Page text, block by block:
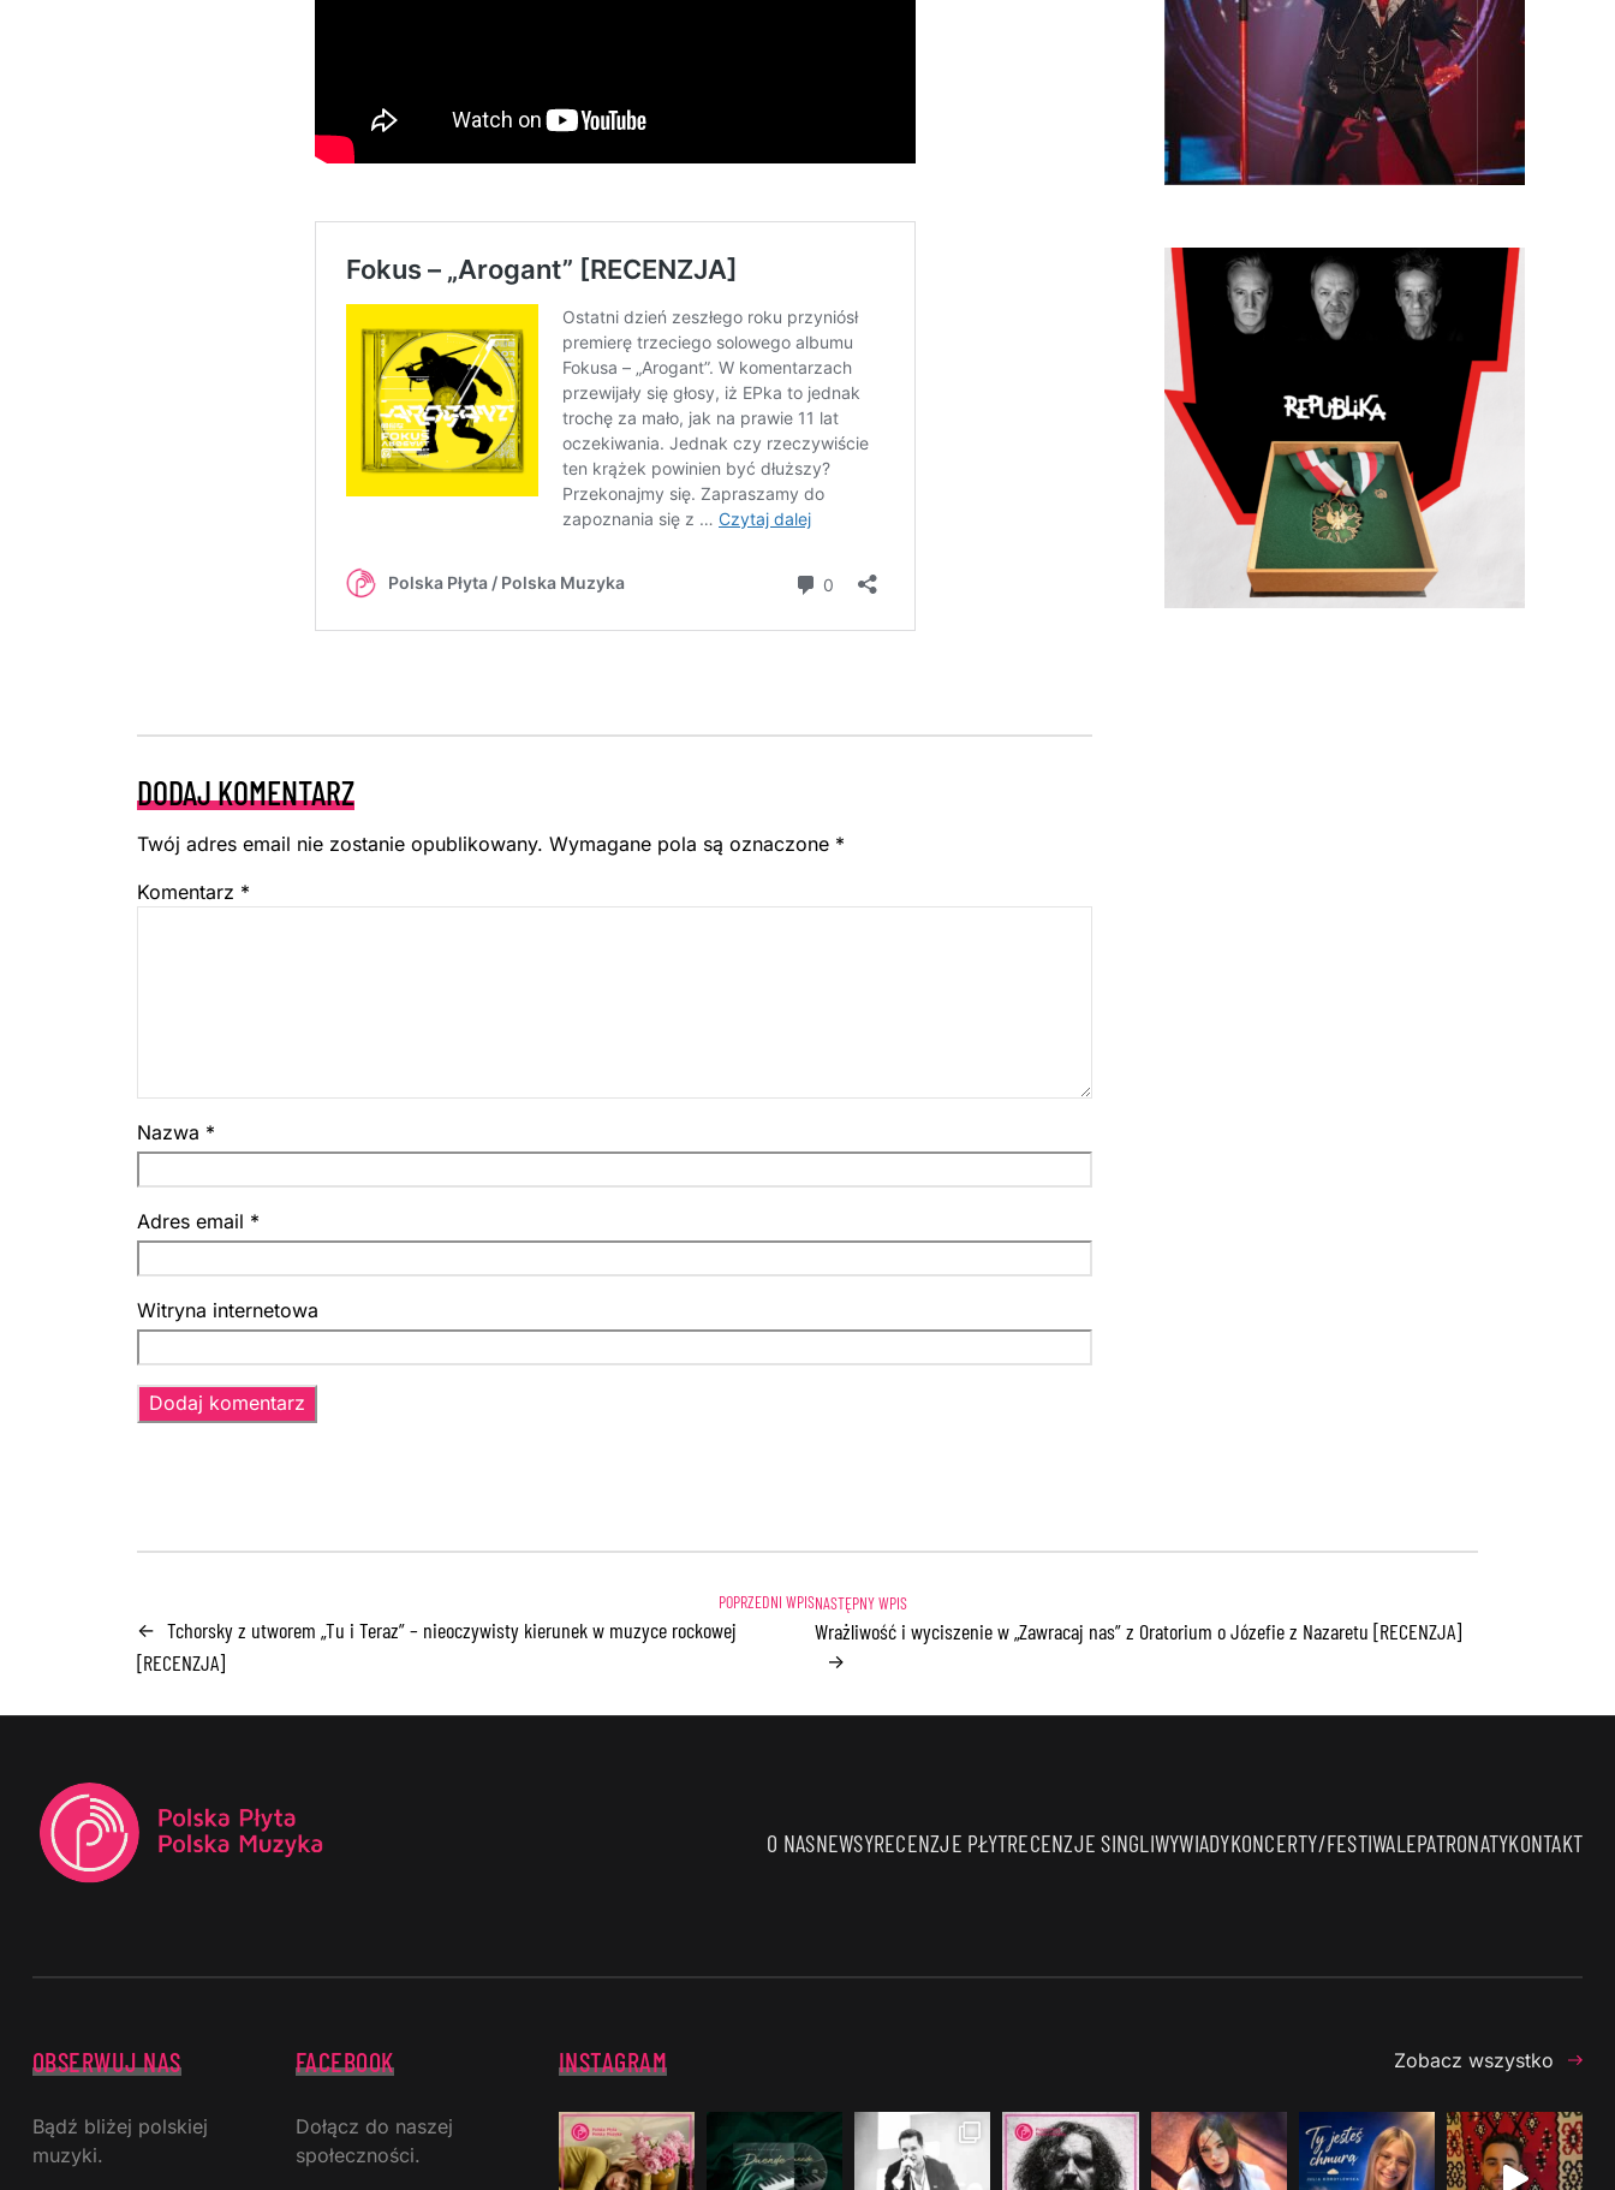
DODAJ KOMENTARZ
Twój adres email nie zostanie opublikowany. Wymagane pola są oznaczone *
Komentarz *
Nazwa *
Adres email *
Witryna internetowa
← Tchorsky z utworem „Tu i Teraz” – nieoczywisty kierunek w muzyce rockowej
[RECENZJA]
Wrażliwość i wyciszenie w „Zawracaj nas” z Oratorium o Józefie z Nazaretu [RECENZJA]
→
O NASNEWSYRECENZJE PŁYTRECENZJE SINGLIWYWIADYKONCERTY/FESTIWALEPATRONATYKONTAKT
OBSERWUJ NAS
Bądź bliżej polskiej
muzyki.
FACEBOOK
Dołącz do naszej
społeczności.
INSTAGRAM Zobacz wszystko